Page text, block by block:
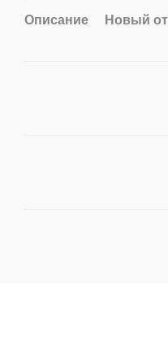
Описание Новый